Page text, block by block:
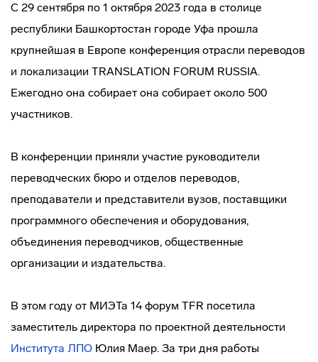
С 29 сентября по 1 октября 2023 года в столице
республики Башкортостан городе Уфа прошла
крупнейшая в Европе конференция отрасли переводов
и локализации TRANSLATION FORUM RUSSIA.
Ежегодно она собирает она собирает около 500
участников.
В конференции приняли участие руководители
переводческих бюро и отделов переводов,
преподаватели и представители вузов, поставщики
программного обеспечения и оборудования,
объединения переводчиков, общественные
организации и издательства.
В этом году от МИЭТа 14 форум TFR посетила
заместитель директора по проектной деятельности
Института ЛПО Юлия Маер. За три дня работы